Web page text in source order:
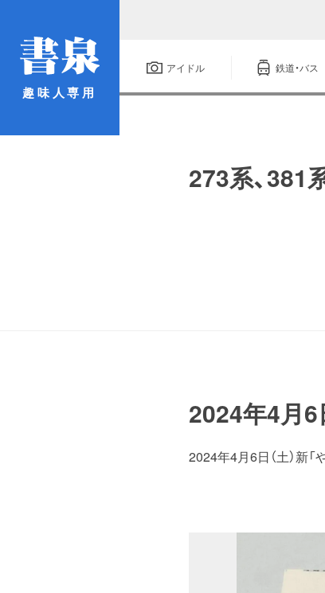
趣味人専用
アイドル 鉄道・バス
273系、
2024年4月6
2024年4月6日（土）新